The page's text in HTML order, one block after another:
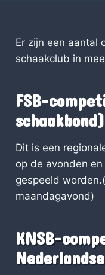
Er zijn een aantal
schaakclub in
FSB-
schaakbond)
Dit is een
op de avonden
gespeeld
maandagavond)
KNSB-